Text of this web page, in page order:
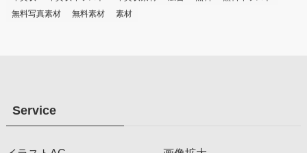
無料写真素材
無料素材 素材
Service